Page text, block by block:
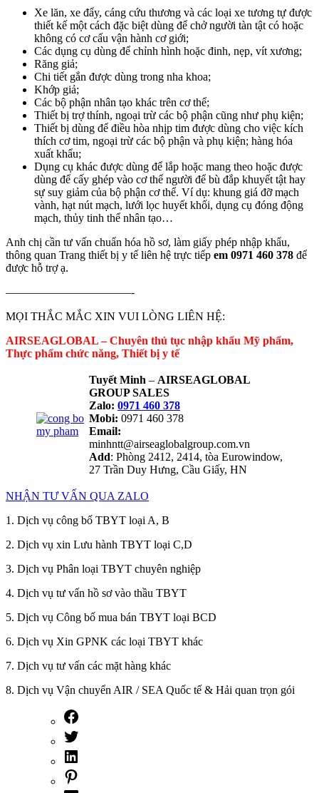
Xe lăn, xe đẩy, cáng cứu thương và các loại xe tương tự được
thiết kế một cách đặc biệt dùng để chở người tàn tật có hoặc
không có cơ cấu vận hành cơ giới;
Các dụng cụ dùng để chỉnh hình hoặc đinh, nẹp, vít xương;
Răng giả;
Chi tiết gắn được dùng trong nha khoa;
Khớp giả;
Các bộ phận nhân tạo khác trên cơ thể;
Thiết bị trợ thính, ngoại trừ các bộ phận cũng như phụ kiện;
Thiết bị dùng để điều hòa nhịp tim được dùng cho việc kích
thích cơ tim, ngoại trừ các bộ phận và phụ kiện; hàng hóa
xuất khẩu;
Dụng cụ khác được dùng để lắp hoặc mang theo hoặc được
dùng để cấy ghép vào cơ thể người để bù đắp khuyết tật hay
sự suy giảm của bộ phận cơ thể. Ví dụ: khung giá đỡ mạch
vành, hạt nút mạch, lưới lọc huyết khối, dụng cụ đóng động
mạch, thủy tinh thể nhân tạo…
Anh chị cần tư vấn chuẩn hóa hồ sơ, làm giấy phép nhập khẩu,
thông quan Trang thiết bị y tế liên hệ trực tiếp em 0971 460 378 để
được hỗ trợ ạ.
———————————-
MỌI THẮC MẮC XIN VUI LÒNG LIÊN HỆ:
AIRSEAGLOBAL – Chuyên thủ tục nhập khẩu Mỹ phẩm,
Thực phẩm chức năng, Thiết bị y tế
Tuyết Minh – AIRSEAGLOBAL
GROUP SALES
Zalo: 0971 460 378
Mobi: 0971 460 378
Email:
minhntt@airseaglobalgroup.com.vn
Add: Phòng 2412, 2414, tòa Eurowindow,
27 Trần Duy Hưng, Cầu Giấy, HN
NHẬN TƯ VẤN QUA ZALO
1. Dịch vụ công bố TBYT loại A, B
2. Dịch vụ xin Lưu hành TBYT loại C,D
3. Dịch vụ Phân loại TBYT chuyên nghiệp
4. Dịch vụ tư vấn hồ sơ vào thầu TBYT
5. Dịch vụ Công bố mua bán TBYT loại BCD
6. Dịch vụ Xin GPNK các loại TBYT khác
7. Dịch vụ tư vấn các mặt hàng khác
8. Dịch vụ Vận chuyển AIR / SEA Quốc tế & Hải quan trọn gói